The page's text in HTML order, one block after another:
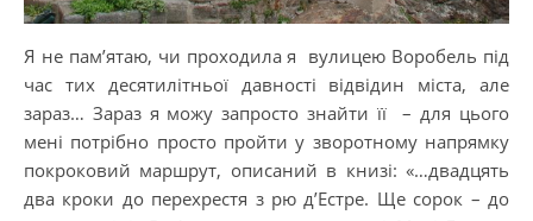
Я не пам’ятаю, чи проходила я вулицею Воробель під
час тих десятилітньої давності відвідин міста, але
зараз… Зараз я можу запросто знайти її – для цього
мені потрібно просто пройти у зворотному напрямку
покроковий маршрут, описаний в книзі: «…двадцять
два кроки до перехрестя з рю д’Естре. Ще сорок – до